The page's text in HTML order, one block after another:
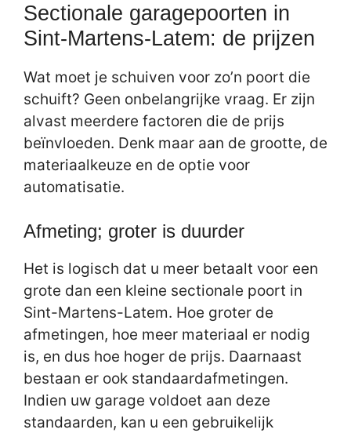
Sectionale garagepoorten in
Sint-Martens-Latem: de prijzen
Wat moet je schuiven voor zo’n poort die
schuift? Geen onbelangrijke vraag. Er zijn
alvast meerdere factoren die de prijs
beïnvloeden. Denk maar aan de grootte, de
materiaalkeuze en de optie voor
automatisatie.
Afmeting; groter is duurder
Het is logisch dat u meer betaalt voor een
grote dan een kleine sectionale poort in
Sint-Martens-Latem. Hoe groter de
afmetingen, hoe meer materiaal er nodig
is, en dus hoe hoger de prijs. Daarnaast
bestaan er ook standaardafmetingen.
Indien uw garage voldoet aan deze
standaarden, kan u een gebruikelijk